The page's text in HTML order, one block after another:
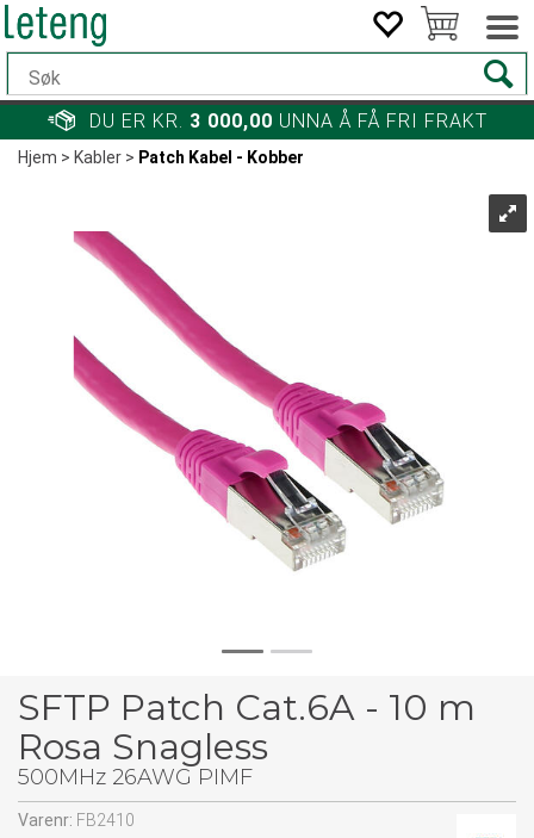
DU ER KR. 3 000,00 UNNA Å FÅ FRI FRAKT
Hjem>Kabler> Patch Kabel - Kobber
SFTP Patch Cat.6A - 10 m
Rosa Snagless
500MHz 26AWG PIMF
Varenr: FB2410